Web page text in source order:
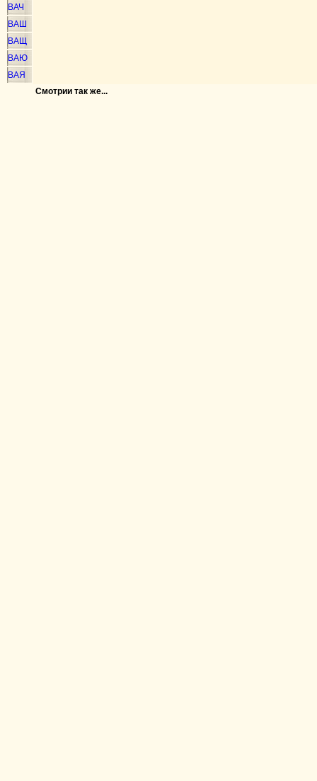
ВАЧ
ВАШ
ВАЩ
ВАЮ
ВАЯ
Смотрии так же...